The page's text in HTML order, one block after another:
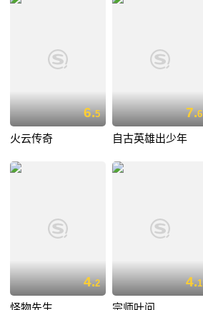
6.5
火云传奇
7.6
自古英雄出少年
4.2 4.1